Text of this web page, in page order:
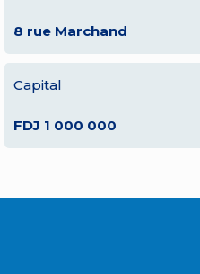
8 rue Marchand
Capital
FDJ 1 000 000